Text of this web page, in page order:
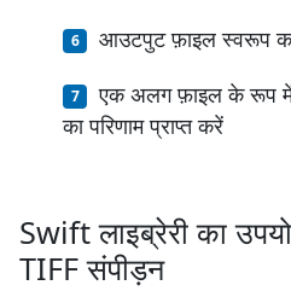
आउटपुट फ़ाइल स्वरूप
एक अलग फ़ाइल के रूप
का परिणाम प्राप्त करें
Swift लाइब्रेरी का
TIFF संपीड़न